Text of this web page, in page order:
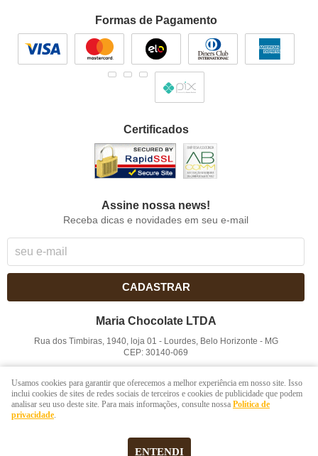
Formas de Pagamento
Certificados
Assine nossa news!
Receba dicas e novidades em seu e-mail
CADASTRAR
Maria Chocolate LTDA
Rua dos Timbiras, 1940, loja 01 - Lourdes, Belo Horizonte - MG
CEP: 30140-069
LOJA VIRTUAL CRIADA POR
Usamos cookies para garantir que oferecemos a melhor experiência em nosso site. Isso
inclui cookies de sites de redes sociais de terceiros e cookies de publicidade que podem
analisar seu uso deste site. Para mais informações, consulte nossa Política de
privacidade.
ENTENDI